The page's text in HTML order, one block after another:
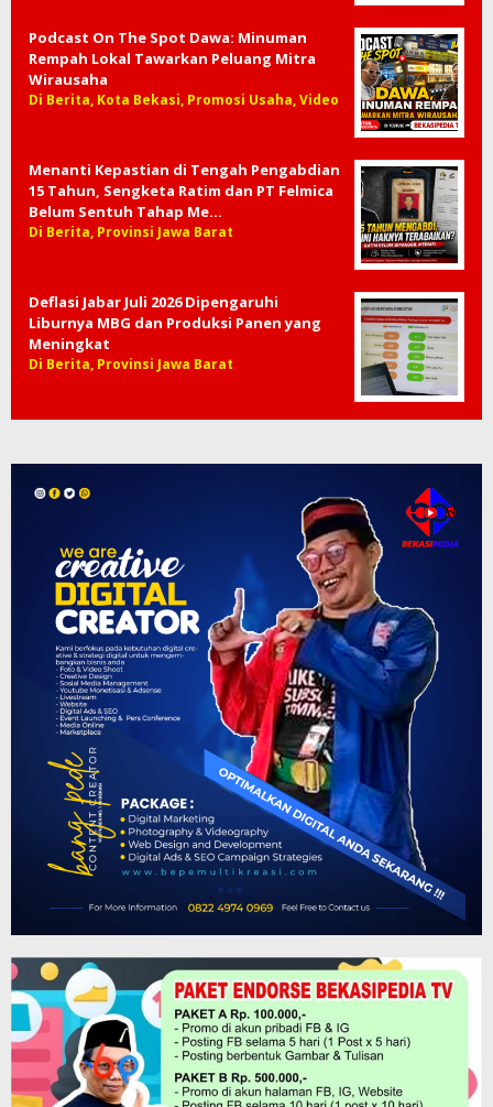
Podcast On The Spot Dawa: Minuman
Rempah Lokal Tawarkan Peluang Mitra
Wirausaha
Di Berita, Kota Bekasi, Promosi Usaha, Video
Menanti Kepastian di Tengah Pengabdian
15 Tahun, Sengketa Ratim dan PT Felmica
Belum Sentuh Tahap Me…
Di Berita, Provinsi Jawa Barat
Deflasi Jabar Juli 2026 Dipengaruhi
Liburnya MBG dan Produksi Panen yang
Meningkat
Di Berita, Provinsi Jawa Barat